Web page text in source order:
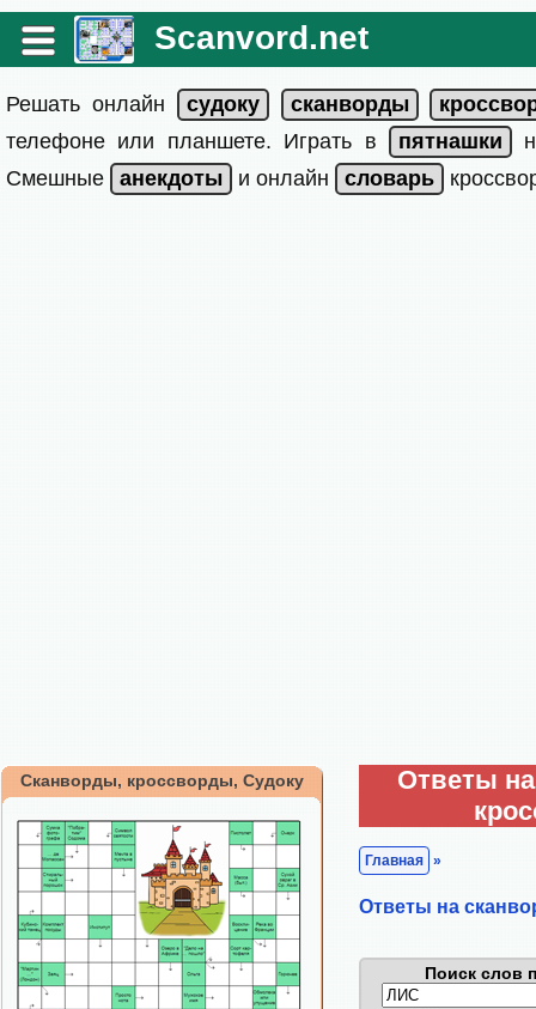
Scanvord.net
Решать онлайн
телефоне или планшете. Играть в
Смешные
и онлайн
Сканворды, кроссворды, Судоку
Ответы
Главная »
Ответы на
Поиск слов